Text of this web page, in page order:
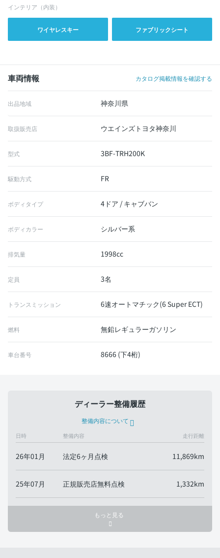
インテリア（内装）
ワイヤレスキー ファブリックシート
車両情報 カタログ掲載情報を確認する
出品地域 神奈川県
取扱販売店 ウエインズトヨタ神奈川
型式 3BF-TRH200K
駆動方式 FR
ボディタイプ 4ドア / キャブバン
ボディカラー シルバー系
排気量 1998cc
定員 3名
トランスミッション 6速オートマチック(6 Super ECT)
燃料 無鉛レギュラーガソリン
車台番号 8666 (下4桁)
ディーラー整備履歴
整備内容について
日時 整備内容 走行距離
26年01月 法定6ヶ月点検 11,869km
25年07月 正規販売店無料点検 1,332km
もっと見る